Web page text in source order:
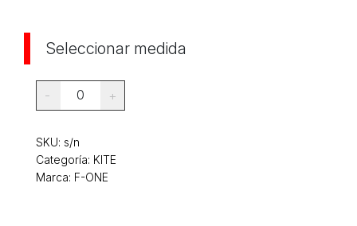
Seleccionar medida
- 0 +
SKU: s/n
Categoría: KITE
Marca: F-ONE